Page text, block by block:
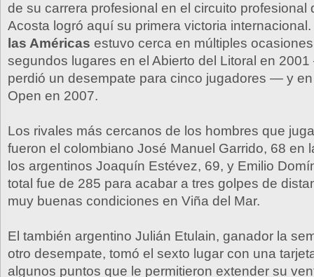
de su carrera profesional en el circuito profesional
Acosta logró aquí su primera victoria
las Américas estuvo cerca en múltiples
segundos lugares en el Abierto del Litoral en
perdió un desempate para cinco jugadores — y
Open en 2007.
Los rivales más cercanos de los hombres que
fueron el colombiano José Manuel Garrido, 68 en
los argentinos Joaquín Estévez, 69, y Emilio
total fue de 285 para acabar a tres golpes de
muy buenas condiciones en Viña del Mar.
El también argentino Julián Etulain, ganador la
otro desempate, tomó el sexto lugar con una
algunos puntos que le permitieron extender su